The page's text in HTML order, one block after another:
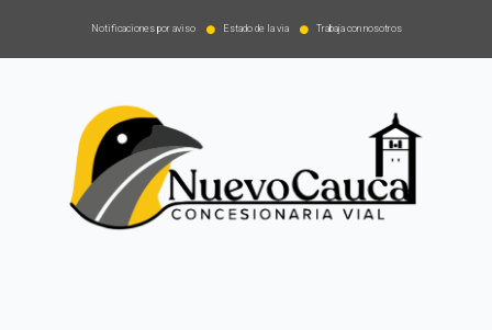
Notificaciones por aviso Estado de la via Trabaja con nosotros